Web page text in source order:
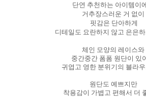
단연 추천하는 아이템이
거추장스러운 거 없이
핏감은 단아하게
디테일도 요란하지 않고 은은
체인 모양의 레이스와
중간중간 폼폼 원단이 있
귀엽고 영한 분위기의 블라
원단도 예쁘지만
착용감이 가볍고 편해서 더